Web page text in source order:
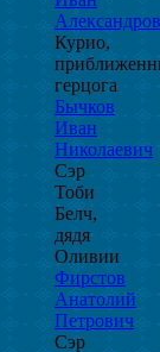
Курио,
герцога
Бычков
Иван
Николаевич
Сэр
Тоби
Белч,
дядя
Оливии
Фирстов
Анатолий
Петрович
Сэр